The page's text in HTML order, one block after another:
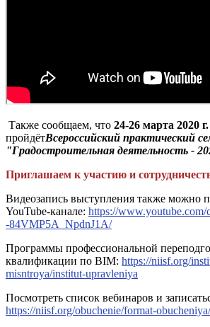
Также сообщаем, что 24-26 марта 2020 г.
пройдётВсероссийский практический
"Градостроительная деятельность -
Приглашаем к участию и
Видеозапись выступления также можно
YouTube-канале: https://
-84VMP5A_NpdnJ1A/
Программы профессиональной
квалификации по BIM: https://niisf.org/
misntroya/institut-upravleniya
Посмотреть список вебинаров и
https://niisf.org/obuchenie/format-